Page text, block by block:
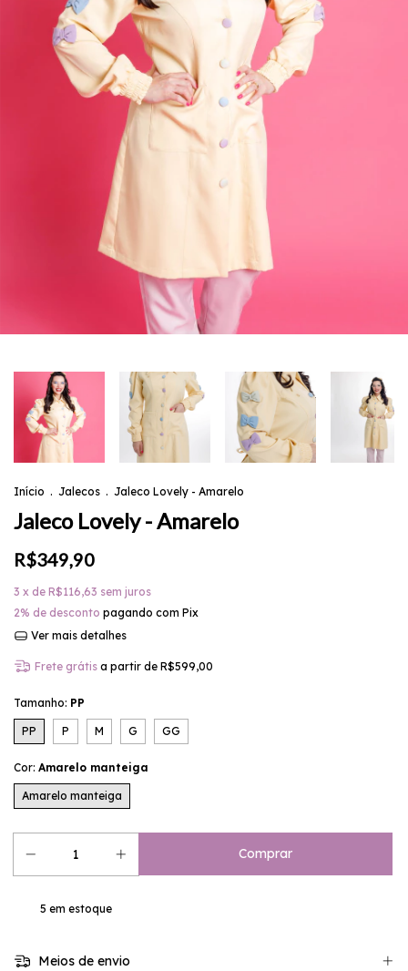
Início . Jalecos . Jaleco Lovely - Amarelo
Jaleco Lovely - Amarelo
R$349,90
3 x de R$116,63 sem juros
2% de desconto pagando com Pix
Ver mais detalhes
Frete grátis a partir de R$599,00
Tamanho: PP
PP P M G GG
Cor: Amarelo manteiga
Amarelo manteiga
5 em estoque
Meios de envio